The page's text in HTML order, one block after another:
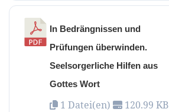
In Bedrängnissen und
Prüfungen überwinden.
Seelsorgerliche Hilfen aus
Gottes Wort
1 Datei(en) 120.99 KB